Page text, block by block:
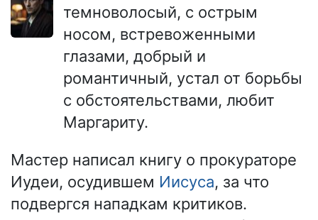
темноволосый, с острым
носом, встревоженными
глазами, добрый и
романтичный, устал от борьбы
с обстоятельствами, любит
Маргариту.
Мастер написал книгу о прокураторе
Иудеи, осудившем Иисуса, за что
подвергся нападкам критиков.